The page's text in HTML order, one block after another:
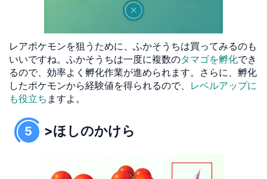
レアポケモンを狙うために、ふかそうちは買ってみるのも
いいですね。ふかそうちは一度に複数のタマゴを孵化でき
るので、効率よく孵化作業が進められます。さらに、孵化
したポケモンから経験値を得られるので、 レベルアップに
も役立ち ますよ。
5 >ほしのかけら